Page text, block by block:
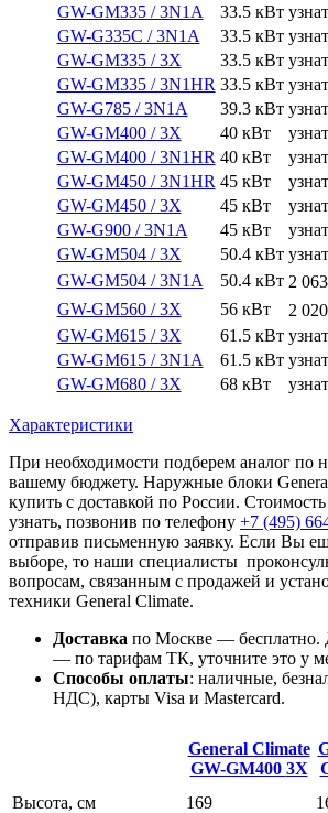
GW-GM335 / 3N1A
33.5 кВт
GW-G335C / 3N1A
33.5 кВт
GW-GM335 / 3X
33.5 кВт
GW-GM335 / 3N1HR 33.5 кВт
GW-G785 / 3N1A
39.3 кВт
GW-GM400 / 3X
40 кВт
GW-GM400 / 3N1HR 40 кВт
GW-GM450 / 3N1HR 45 кВт
GW-GM450 / 3X
45 кВт
GW-G900 / 3N1A
45 кВт
GW-GM504 / 3X
50.4 кВт
GW-GM504 / 3N1A
50.4 кВт 2
GW-GM560 / 3X
56 кВт 2
GW-GM615 / 3X
61.5 кВт
GW-GM615 / 3N1A
61.5 кВт
GW-GM680 / 3X
68 кВт
Характеристики
При необходимости подберем аналог по
вашему бюджету. Наружные блоки
купить с доставкой по России.
узнать, позвонив по телефону +7 (495)
отправив письменную заявку. Если Вы
выборе, то наши специалисты
вопросам, связанным с продажей и
техники General Climate.
Доставка по Москве — бесплатно.
— по тарифам ТК, уточните это у
Способы оплаты: наличные,
НДС), карты Visa и Mastercard.
General Climate
GW-GM400 3X
Высота, см
169